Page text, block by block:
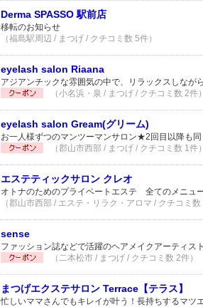
Derma SPASSO 駅前店
移転のお知らせ
（福島駅周辺 / まつげ / クチコミ数 5件）
eyelash salon Riaana
アジアンチックな雰囲気の中で、リラックスしなが
（小名浜・泉 / まつげ / クチコミ数 2件）
eyelash salon Gream(グリーム)
お一人様ずつのマンツーマンサロン★2回目以降も
（郡山市西部 / まつげ / クチコミ数 1件）
エステティックサロン クレオ
オトナのためのプライベートエステ 全てのメニュ
（郡山市西部 / エステ・リラク・アロマ / クチコミ数
sense
ファッション誌などで活躍のヘアメイクアーティス
（二本松市 / まつげ / クチコミ数 2件）
まつげエクステサロン Terrace【テラス】
忙しいママさんでもキレイが叶う！長持ちするマツ